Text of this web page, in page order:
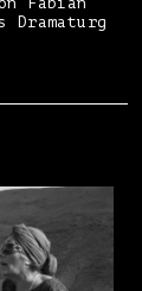
Dramaturg